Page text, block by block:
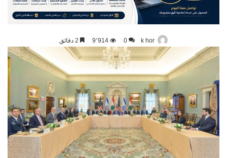
k hor
0 9٬914